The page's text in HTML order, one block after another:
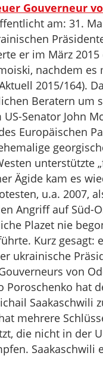
Gouverneur
am: 31.
er im März
nachdem
2015/164).
Beratern um
Senator John
Europäischen
unterstützte
Ägide kam es
u.a. 2007,
Angriff auf Süd-
Plazet nie
Kurz gesagt:
ukrainische
von
Poroschenko hat
Saakaschwili
mehrere
die nicht in der
Saakaschwili